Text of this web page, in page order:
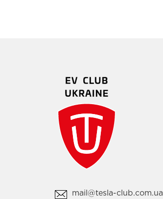
mail@tesla-club.com.ua